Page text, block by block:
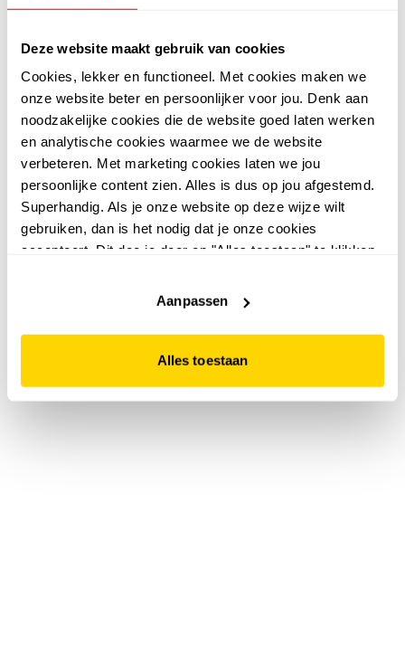
Deze website maakt gebruik van cookies
Cookies, lekker en functioneel. Met cookies maken we
onze website beter en persoonlijker voor jou. Denk aan
noodzakelijke cookies die de website goed laten werken
en analytische cookies waarmee we de website
verbeteren. Met marketing cookies laten we jou
persoonlijke content zien. Alles is dus op jou afgestemd.
Superhandig. Als je onze website op deze wijze wilt
gebruiken, dan is het nodig dat je onze cookies
accepteert. Dit doe je door op "Alles toestaan" te klikken.
website niet optimaal functioneert.
Aanpassen
Alles toestaan